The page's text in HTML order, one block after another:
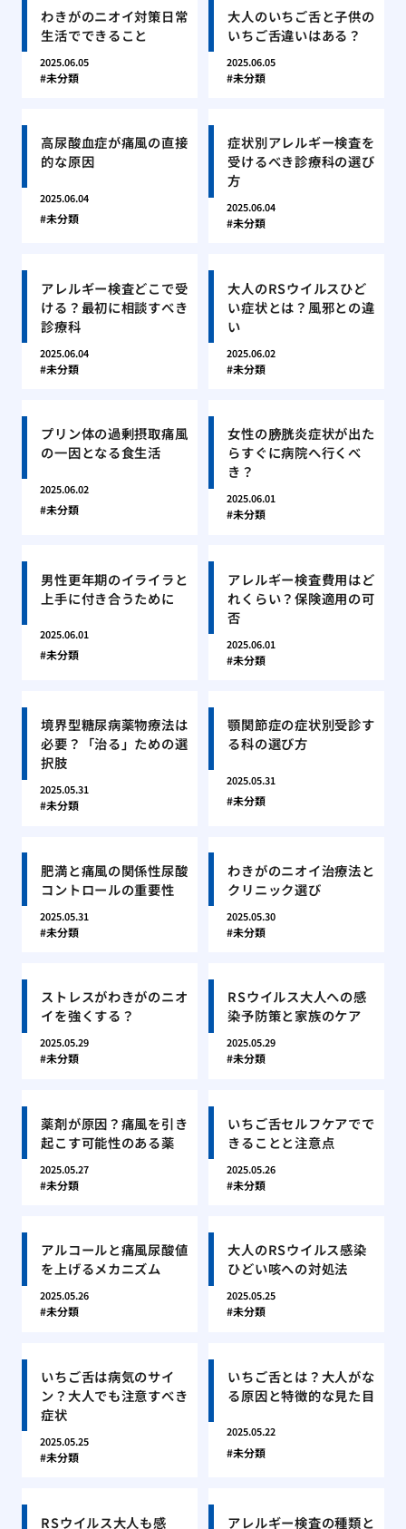
わきがのニオイ対策日常
生活でできること
2025.06.05
未分類
大人のいちご舌と子供の
いちご舌違いはある？
2025.06.05
未分類
高尿酸血症が痛風の直接
的な原因
2025.06.04
未分類
症状別アレルギー検査を
受けるべき診療科の選び
方
2025.06.04
未分類
アレルギー検査どこで受
ける？最初に相談すべき
診療科
2025.06.04
未分類
大人のRSウイルスひど
い症状とは？風邪との違
い
2025.06.02
未分類
プリン体の過剰摂取痛風
の一因となる食生活
2025.06.02
未分類
女性の膀胱炎症状が出た
らすぐに病院へ行くべ
き？
2025.06.01
未分類
男性更年期のイライラと
上手に付き合うために
2025.06.01
未分類
アレルギー検査費用はど
れくらい？保険適用の可
否
2025.06.01
未分類
境界型糖尿病薬物療法は
必要？「治る」ための選
択肢
2025.05.31
未分類
顎関節症の症状別受診す
る科の選び方
2025.05.31
未分類
肥満と痛風の関係性尿酸
コントロールの重要性
2025.05.31
未分類
わきがのニオイ治療法と
クリニック選び
2025.05.30
未分類
ストレスがわきがのニオ
イを強くする？
2025.05.29
未分類
RSウイルス大人への感
染予防策と家族のケア
2025.05.29
未分類
薬剤が原因？痛風を引き
起こす可能性のある薬
2025.05.27
未分類
いちご舌セルフケアでで
きることと注意点
2025.05.26
未分類
アルコールと痛風尿酸値
を上げるメカニズム
2025.05.26
未分類
大人のRSウイルス感染
ひどい咳への対処法
2025.05.25
未分類
いちご舌は病気のサイ
ン？大人でも注意すべき
症状
2025.05.25
未分類
いちご舌とは？大人がな
る原因と特徴的な見た目
2025.05.22
未分類
RSウイルス大人も感 アレルギー検査の種類と